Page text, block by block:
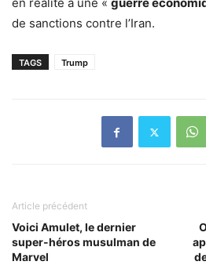
en réalité à une « guerre
de sanctions contre l’Iran.
TAGS Trump
Article précédent
Voici Amulet, le dernier
super-héros musulman de
Marvel